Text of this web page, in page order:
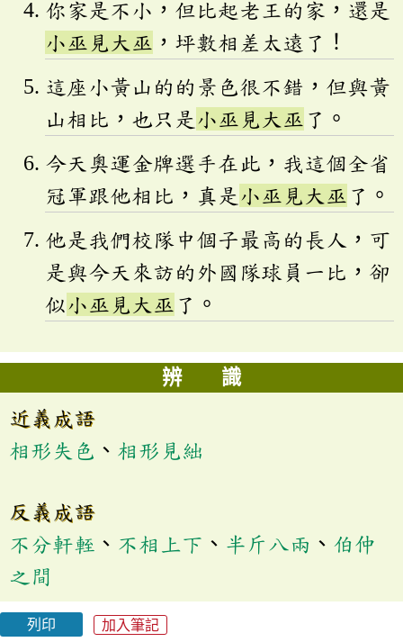
你家是不小，但比起老王的家，還是
小巫見大巫 ，坪數相差太遠了！
這座小黃山的的景色很不錯，但與黃
山相比，也只是 小巫見大巫 了。
今天奧運金牌選手在此，我這個全省
冠軍跟他相比，真是 小巫見大巫 了。
他是我們校隊中個子最高的長人，可
是與今天來訪的外國隊球員一比，卻
似小巫見大巫 了。
辨 識
近義成語
相形失色 、 相形見絀
反義成語
不分軒輊 、 不相上下 、 半斤八兩 、 伯仲
之間
列印 加入筆記